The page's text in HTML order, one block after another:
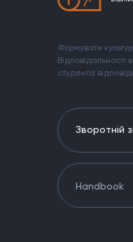
Формувати
Відповідальності
студента
Зворотній
Handbook